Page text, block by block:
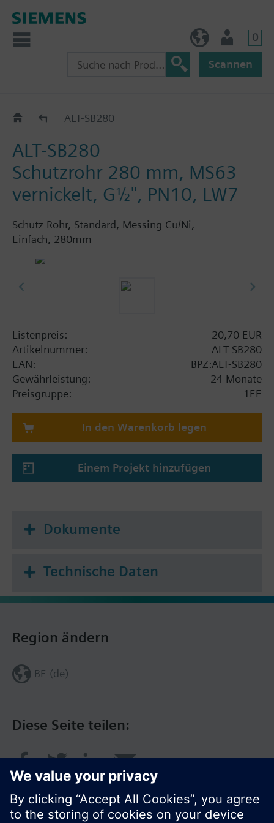
0
Scannen
ALT.. ALT-SB280
ALT-SB280
Schutzrohr 280 mm, MS63
vernickelt, G½", PN10, LW7
Schutz Rohr, Standard, Messing Cu/Ni,
Einfach, 280mm
Listenpreis:
20,70 EUR
Artikelnummer:
ALT-SB280
EAN:
BPZ:ALT-SB280
Gewährleistung:
24 Monate
Preisgruppe:
1EE
In den Warenkorb legen
Einem Projekt hinzufügen
Dokumente
Technische Daten
Diese Seite teilen:
Region ändern
BE (de)